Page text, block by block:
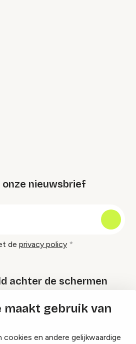
maakt gebruik van
cookies en andere gelijkwaardige
nieuwsbrief
de privacy policy
achter de schermen
Festival Specials